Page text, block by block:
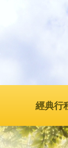
經典行